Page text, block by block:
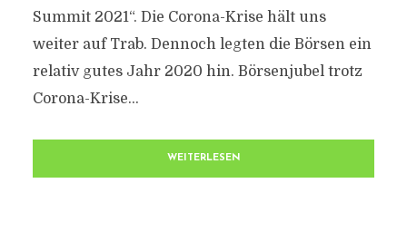
Summit 2021“. Die Corona-Krise hält uns
weiter auf Trab. Dennoch legten die Börsen ein
relativ gutes Jahr 2020 hin. Börsenjubel trotz
Corona-Krise...
WEITERLESEN